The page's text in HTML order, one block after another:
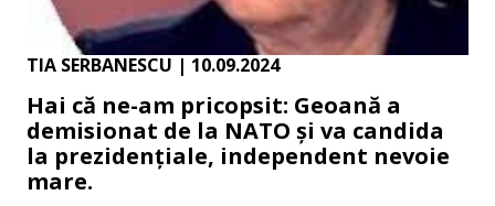
TIA SERBANESCU | 10.09.2024
Hai că ne-am pricopsit: Geoană a
demisionat de la NATO și va candida
la prezidențiale, independent nevoie
mare.